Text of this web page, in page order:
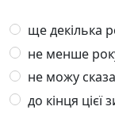
ще декілька
не менше
не можу
до кінця цієї